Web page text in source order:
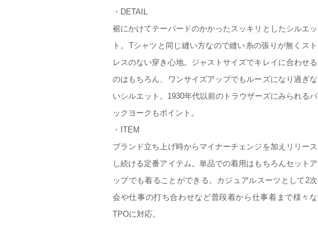
・DETAIL
裾にかけてテーパードのかかったスッキリとしたシルエッ
ト。Tシャツと同じ縫い方なので縫い糸の張りが無くスト
レスのない穿き心地。ジャストサイズでキレイに合わせる
のはもちろん、ワンサイズアップでもルーズになり過ぎな
いシルエット。1930年代以前のトラウザーズにみられるバ
ックヨークもポイント。
・ITEM
ブランド立ち上げ時からマイナーチェンジを加えリリース
し続ける定番アイテム。単品での着用はもちろんセットア
ップでも着ることができる。カジュアルスーツとして2次
会や仕事の打ち合わせなど普段着から仕事着まで様々な
TPOに対応。